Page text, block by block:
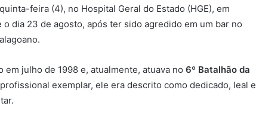
feira (4), no Hospital Geral do Estado (HGE), em
dia 23 de agosto, após ter sido agredido em um bar no
julho de 1998 e, atualmente, atuava no 6º Batalhão da
exemplar, ele era descrito como dedicado, leal e